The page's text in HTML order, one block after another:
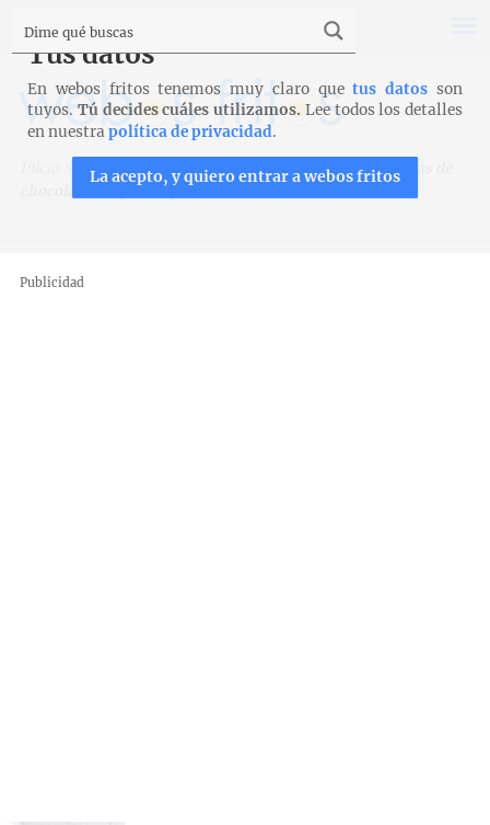
Recetas Bizcochos, magdalenas y galletas >
chocolate con pistola para Thermomix
Publicidad
Tus datos
En webos fritos tenemos muy claro quetus datos son
tuyos. Tú decides cuáles utilizamos. Lee todos los detalles
en nuestrapolítica de privacidad.
La acepto, y quiero entrar a webos fritos